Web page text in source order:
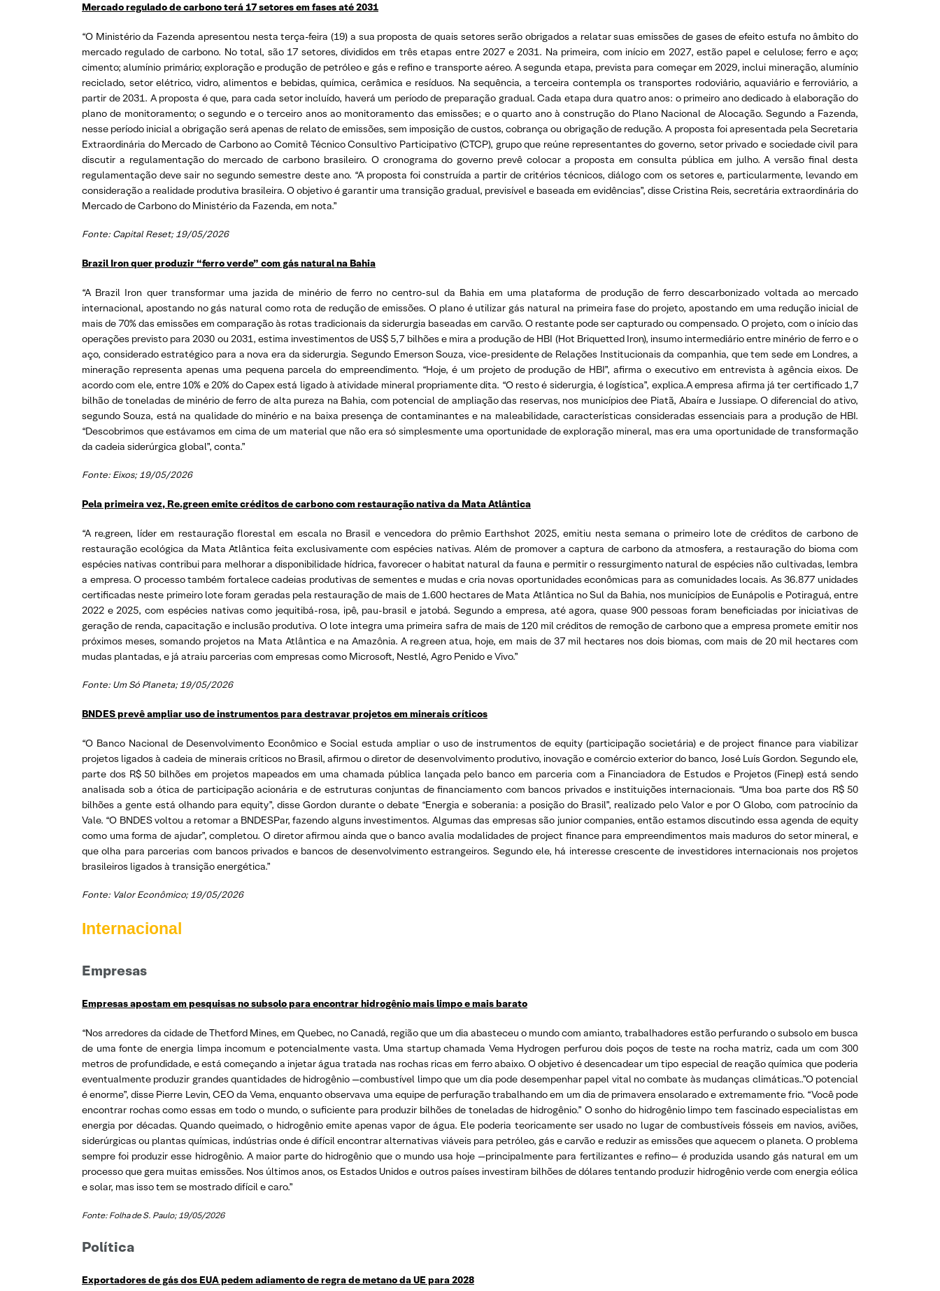
Mercado regulado de carbono terá 17 setores em fases até 2031
“O Ministério da Fazenda apresentou nesta terça-feira (19) a sua proposta de quais setores serão obrigados a relatar suas emissões de gases de efeito estufa no âmbito do
mercado regulado de carbono. No total, são 17 setores, divididos em três etapas entre 2027 e 2031. Na primeira, com início em 2027, estão papel e celulose; ferro e aço;
cimento; alumínio primário; exploração e produção de petróleo e gás e refino e transporte aéreo. A segunda etapa, prevista para começar em 2029, inclui mineração, alumínio
reciclado, setor elétrico, vidro, alimentos e bebidas, química, cerâmica e resíduos. Na sequência, a terceira contempla os transportes rodoviário, aquaviário e ferroviário, a
partir de 2031. A proposta é que, para cada setor incluído, haverá um período de preparação gradual. Cada etapa dura quatro anos: o primeiro ano dedicado à elaboração do
plano de monitoramento; o segundo e o terceiro anos ao monitoramento das emissões; e o quarto ano à construção do Plano Nacional de Alocação. Segundo a Fazenda,
nesse período inicial a obrigação será apenas de relato de emissões, sem imposição de custos, cobrança ou obrigação de redução. A proposta foi apresentada pela Secretaria
Extraordinária do Mercado de Carbono ao Comitê Técnico Consultivo Participativo (CTCP), grupo que reúne representantes do governo, setor privado e sociedade civil para
discutir a regulamentação do mercado de carbono brasileiro. O cronograma do governo prevê colocar a proposta em consulta pública em julho. A versão final desta
regulamentação deve sair no segundo semestre deste ano. “A proposta foi construída a partir de critérios técnicos, diálogo com os setores e, particularmente, levando em
consideração a realidade produtiva brasileira. O objetivo é garantir uma transição gradual, previsível e baseada em evidências”, disse Cristina Reis, secretária extraordinária do
Mercado de Carbono do Ministério da Fazenda, em nota.”
Fonte: Capital Reset; 19/05/2026
Brazil Iron quer produzir “ferro verde” com gás natural na Bahia
“A Brazil Iron quer transformar uma jazida de minério de ferro no centro-sul da Bahia em uma plataforma de produção de ferro descarbonizado voltada ao mercado
internacional, apostando no gás natural como rota de redução de emissões. O plano é utilizar gás natural na primeira fase do projeto, apostando em uma redução inicial de
mais de 70% das emissões em comparação às rotas tradicionais da siderurgia baseadas em carvão. O restante pode ser capturado ou compensado. O projeto, com o início das
operações previsto para 2030 ou 2031, estima investimentos de US$ 5,7 bilhões e mira a produção de HBI (Hot Briquetted Iron), insumo intermediário entre minério de ferro e o
aço, considerado estratégico para a nova era da siderurgia. Segundo Emerson Souza, vice-presidente de Relações Institucionais da companhia, que tem sede em Londres, a
mineração representa apenas uma pequena parcela do empreendimento. “Hoje, é um projeto de produção de HBI”, afirma o executivo em entrevista à agência eixos. De
acordo com ele, entre 10% e 20% do Capex está ligado à atividade mineral propriamente dita. “O resto é siderurgia, é logística”, explica.A empresa afirma já ter certificado 1,7
bilhão de toneladas de minério de ferro de alta pureza na Bahia, com potencial de ampliação das reservas, nos municípios dee Piatã, Abaíra e Jussiape. O diferencial do ativo,
segundo Souza, está na qualidade do minério e na baixa presença de contaminantes e na maleabilidade, características consideradas essenciais para a produção de HBI.
“Descobrimos que estávamos em cima de um material que não era só simplesmente uma oportunidade de exploração mineral, mas era uma oportunidade de transformação
da cadeia siderúrgica global”, conta.”
Fonte: Eixos; 19/05/2026
Pela primeira vez, Re.green emite créditos de carbono com restauração nativa da Mata Atlântica
“A re.green, líder em restauração florestal em escala no Brasil e vencedora do prêmio Earthshot 2025, emitiu nesta semana o primeiro lote de créditos de carbono de
restauração ecológica da Mata Atlântica feita exclusivamente com espécies nativas. Além de promover a captura de carbono da atmosfera, a restauração do bioma com
espécies nativas contribui para melhorar a disponibilidade hídrica, favorecer o habitat natural da fauna e permitir o ressurgimento natural de espécies não cultivadas, lembra
a empresa. O processo também fortalece cadeias produtivas de sementes e mudas e cria novas oportunidades econômicas para as comunidades locais. As 36.877 unidades
certificadas neste primeiro lote foram geradas pela restauração de mais de 1.600 hectares de Mata Atlântica no Sul da Bahia, nos municípios de Eunápolis e Potiraguá, entre
2022 e 2025, com espécies nativas como jequitibá-rosa, ipê, pau-brasil e jatobá. Segundo a empresa, até agora, quase 900 pessoas foram beneficiadas por iniciativas de
geração de renda, capacitação e inclusão produtiva. O lote integra uma primeira safra de mais de 120 mil créditos de remoção de carbono que a empresa promete emitir nos
próximos meses, somando projetos na Mata Atlântica e na Amazônia. A re.green atua, hoje, em mais de 37 mil hectares nos dois biomas, com mais de 20 mil hectares com
mudas plantadas, e já atraiu parcerias com empresas como Microsoft, Nestlé, Agro Penido e Vivo.”
Fonte: Um Só Planeta; 19/05/2026
BNDES prevê ampliar uso de instrumentos para destravar projetos em minerais críticos
“O Banco Nacional de Desenvolvimento Econômico e Social estuda ampliar o uso de instrumentos de equity (participação societária) e de project finance para viabilizar
projetos ligados à cadeia de minerais críticos no Brasil, afirmou o diretor de desenvolvimento produtivo, inovação e comércio exterior do banco, José Luís Gordon. Segundo ele,
parte dos R$ 50 bilhões em projetos mapeados em uma chamada pública lançada pelo banco em parceria com a Financiadora de Estudos e Projetos (Finep) está sendo
analisada sob a ótica de participação acionária e de estruturas conjuntas de financiamento com bancos privados e instituições internacionais. “Uma boa parte dos R$ 50
bilhões a gente está olhando para equity”, disse Gordon durante o debate “Energia e soberania: a posição do Brasil”, realizado pelo Valor e por O Globo, com patrocínio da
Vale. “O BNDES voltou a retomar a BNDESPar, fazendo alguns investimentos. Algumas das empresas são junior companies, então estamos discutindo essa agenda de equity
como uma forma de ajudar”, completou. O diretor afirmou ainda que o banco avalia modalidades de project finance para empreendimentos mais maduros do setor mineral, e
que olha para parcerias com bancos privados e bancos de desenvolvimento estrangeiros. Segundo ele, há interesse crescente de investidores internacionais nos projetos
brasileiros ligados à transição energética.”
Fonte: Valor Econômico; 19/05/2026
Internacional
Empresas
Empresas apostam em pesquisas no subsolo para encontrar hidrogênio mais limpo e mais barato
“Nos arredores da cidade de Thetford Mines, em Quebec, no Canadá, região que um dia abasteceu o mundo com amianto, trabalhadores estão perfurando o subsolo em busca
de uma fonte de energia limpa incomum e potencialmente vasta. Uma startup chamada Vema Hydrogen perfurou dois poços de teste na rocha matriz, cada um com 300
metros de profundidade, e está começando a injetar água tratada nas rochas ricas em ferro abaixo. O objetivo é desencadear um tipo especial de reação química que poderia
eventualmente produzir grandes quantidades de hidrogênio —combustível limpo que um dia pode desempenhar papel vital no combate às mudanças climáticas..”O potencial
é enorme”, disse Pierre Levin, CEO da Vema, enquanto observava uma equipe de perfuração trabalhando em um dia de primavera ensolarado e extremamente frio. “Você pode
encontrar rochas como essas em todo o mundo, o suficiente para produzir bilhões de toneladas de hidrogênio.” O sonho do hidrogênio limpo tem fascinado especialistas em
energia por décadas. Quando queimado, o hidrogênio emite apenas vapor de água. Ele poderia teoricamente ser usado no lugar de combustíveis fósseis em navios, aviões,
siderúrgicas ou plantas químicas, indústrias onde é difícil encontrar alternativas viáveis para petróleo, gás e carvão e reduzir as emissões que aquecem o planeta. O problema
sempre foi produzir esse hidrogênio. A maior parte do hidrogênio que o mundo usa hoje —principalmente para fertilizantes e refino— é produzida usando gás natural em um
processo que gera muitas emissões. Nos últimos anos, os Estados Unidos e outros países investiram bilhões de dólares tentando produzir hidrogênio verde com energia eólica
e solar, mas isso tem se mostrado difícil e caro.”
Fonte: Folha de S. Paulo; 19/05/2026
Política
Exportadores de gás dos EUA pedem adiamento de regra de metano da UE para 2028